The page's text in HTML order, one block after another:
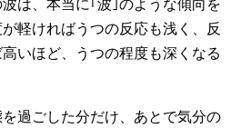
は、本当に｢波｣のような傾向を
軽ければうつの反応も浅く、反
いほど、うつの程度も深くなる
過ごした分だけ、あとで気分の